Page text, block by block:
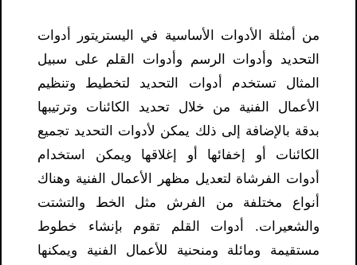
من أمثلة الأدوات الأساسية في اليستريتور أدوات
التحديد وأدوات الرسم وأدوات القلم على سبيل
المثال تستخدم أدوات التحديد لتخطيط وتنظيم
الأعمال الفنية من خلال تحديد الكائنات وترتيبها
بدقة بالإضافة إلى ذلك يمكن لأدوات التحديد تجميع
الكائنات أو إخفائها أو إغلاقها ويمكن استخدام
أدوات الفرشاة لتعديل مظهر الأعمال الفنية وهناك
أنواع مختلفة من الفرش مثل الخط والتشتت
والشعيرات. أدوات القلم تقوم بإنشاء خطوط
مستقيمة ومائلة ومنحنية للأعمال الفنية ويمكنها